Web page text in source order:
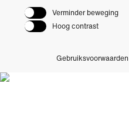
Verminder beweging
Hoog contrast
Gebruiksvoorwaarden